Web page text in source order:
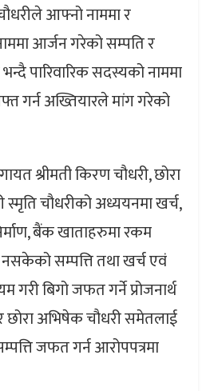
आफ्नो नाममा र
आर्जन गरेको सम्पति र
पारिवारिक सदस्यको नाममा
गर्न अख्तियारले मांग गरेको
श्रीमती किरण चौधरी, छोरा
स्मृति चौधरीको अध्ययनमा खर्च,
बैंक खाताहरुमा रकम
नसकेको सम्पत्ति तथा खर्च एवं
गरी बिगो जफत गर्ने प्रोजनार्थ
छोरा अभिषेक चौधरी समेतलाई
जफत गर्न आरोपपत्रमा